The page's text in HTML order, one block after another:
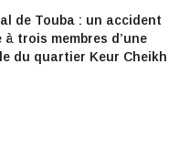
de Touba : un accident
trois membres d’une
du quartier Keur Cheikh